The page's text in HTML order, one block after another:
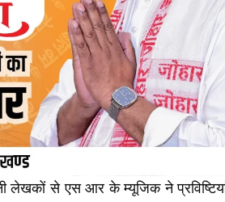
लेखकों से एस आर के म्यूजिक ने